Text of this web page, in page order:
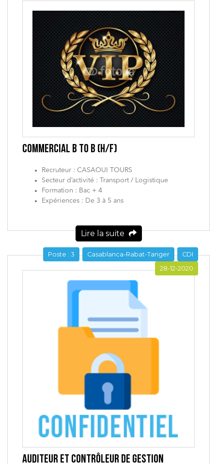
COMMERCIAL B TO B (H/F)
Recruteur : CASAOUI TOURS
Secteur d’activité : Transport / Logistique
Formation : Bac + 4
Expériences : De 3 à 5 ans
Lire la suite
AUDITEUR ET CONTRÔLEUR DE GESTION
CDI
Casablanca-Rabat-Tanger
Poste : 3
28-12-2020